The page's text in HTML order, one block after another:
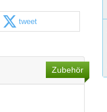
tweet
Zubehör